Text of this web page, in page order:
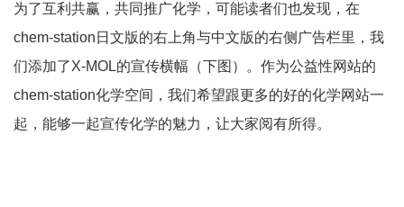
为了互利共赢，共同推广化学，可能读者们也发现，在
chem-station日文版的右上角与中文版的右侧广告栏里，我
们添加了X-MOL的宣传横幅（下图）。作为公益性网站的
chem-station化学空间，我们希望跟更多的好的化学网站一
起，能够一起宣传化学的魅力，让大家阅有所得。